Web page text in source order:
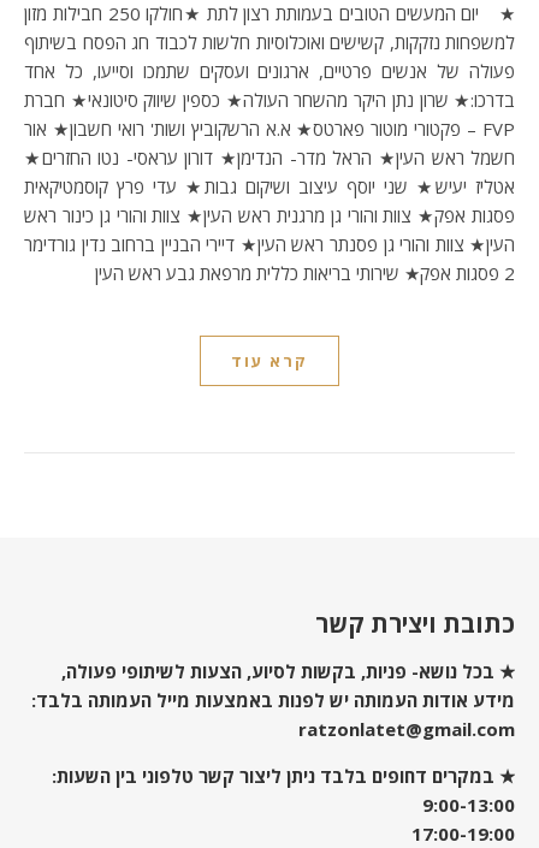
★ יום המעשים הטובים בעמותת רצון לתת ★חולקו 250 חבילות מזון
למשפחות נזקקות, קשישים ואוכלוסיות חלשות לכבוד חג הפסח בשיתוף
פעולה של אנשים פרטיים, ארגונים ועסקים שתמכו וסייעו, כל אחד
בדרכו:★ שרון נתן היקר מהשחר העולה★ כספין שיווק סיטונאי★ חברת
FVP – פקטורי מוטור פארטס★ א.א הרשקוביץ ושות' רואי חשבון★ אור
חשמל ראש העין★ הראל מדר- הנדימן★ דורון עראסי- נטו החזרים★
אטליז יעיש★ שני יוסף עיצוב ושיקום גבות★ עדי פרץ קוסמטיקאית
פסגות אפק★ צוות והורי גן מרגנית ראש העין★ צוות והורי גן כינור ראש
העין★ צוות והורי גן פסנתר ראש העין★ דיירי הבניין ברחוב נדין גורדימר
2 פסגות אפק★ שירותי בריאות כללית מרפאת גבע ראש העין
קרא עוד
כתובת ויצירת קשר
★ בכל נושא- פניות, בקשות לסיוע, הצעות לשיתופי פעולה,
מידע אודות העמותה יש לפנות באמצעות מייל העמותה בלבד:
ratzonlatet@gmail.com
★ במקרים דחופים בלבד ניתן ליצור קשר טלפוני בין השעות:
9:00-13:00
17:00-19:00